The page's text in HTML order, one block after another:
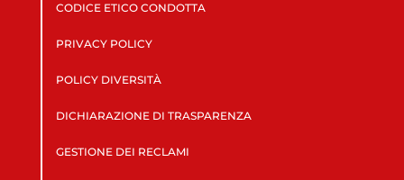
CODICE ETICO CONDOTTA
PRIVACY POLICY
POLICY DIVERSITÀ
DICHIARAZIONE DI TRASPARENZA
GESTIONE DEI RECLAMI